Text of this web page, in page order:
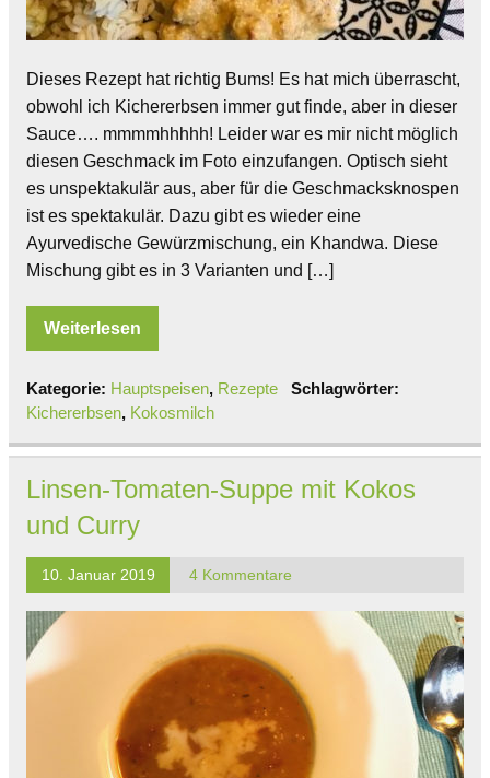
Dieses Rezept hat richtig Bums! Es hat mich überrascht,
obwohl ich Kichererbsen immer gut finde, aber in dieser
Sauce…. mmmmhhhhh! Leider war es mir nicht möglich
diesen Geschmack im Foto einzufangen. Optisch sieht
es unspektakulär aus, aber für die Geschmacksknospen
ist es spektakulär. Dazu gibt es wieder eine
Ayurvedische Gewürzmischung, ein Khandwa. Diese
Mischung gibt es in 3 Varianten und […]
Weiterlesen
Kategorie: Hauptspeisen, Rezepte
Schlagwörter:
Kichererbsen, Kokosmilch
Linsen-Tomaten-Suppe mit Kokos
und Curry
10. Januar 2019 4 Kommentare